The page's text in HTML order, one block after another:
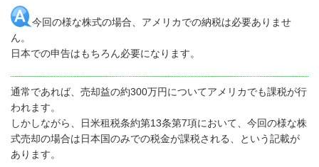
今回の様な株式の場合、アメリカでの納税は必要ありませ
ん。
​日本での申告はもちろん必要になります。
通常であれば、売却益の約300万円についてアメリカでも課税が行
われます。
しかしながら、日米租税条約第13条第7項において、今回の様な株
式売却の場合は日本国のみでの税金が課税される、という記載が
あります。